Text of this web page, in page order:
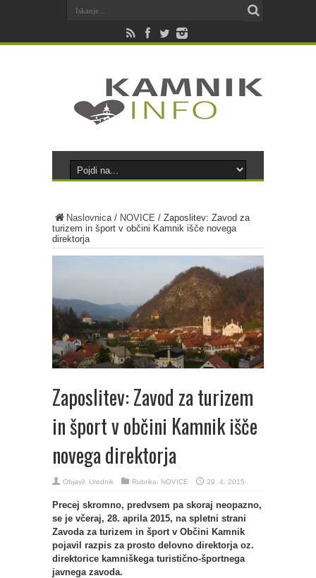
Naslovnica/ NOVICE / Zaposlitev: Zavod za
turizem in šport v občini Kamnik išče novega
direktorja
Zaposlitev: Zavod za turizem
in šport v občini Kamnik išče
novega direktorja
Objavil: Urednik Rubrika: NOVICE 29. 4. 2015
Precej skromno, predvsem pa skoraj neopazno,
se je včeraj, 28. aprila 2015, na spletni strani
Zavoda za turizem in šport v Občini Kamnik
pojavil razpis za prosto delovno direktorja oz.
direktorice kamniškega turistično-športnega
javnega zavoda.